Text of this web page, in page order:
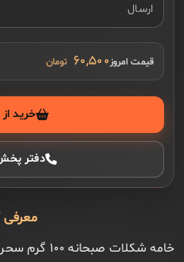
ارسال
قیمت امروز۶۰,۵۰۰
خرید
دفتر پخش
معرفی
خامه شکلات